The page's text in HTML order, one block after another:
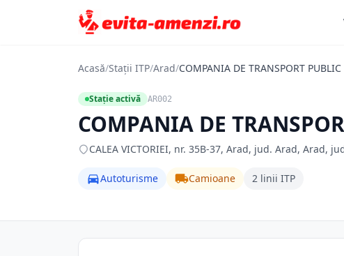
Acasă/Stații ITP/Arad/COMPANIA DE TRANSPORT PUBLIC
Stație activă AR002
COMPANIA DE
CALEA VICTORIEI, nr. 35B-37, Arad, jud. Arad, Arad,
Autoturisme Camioane 2 linii ITP